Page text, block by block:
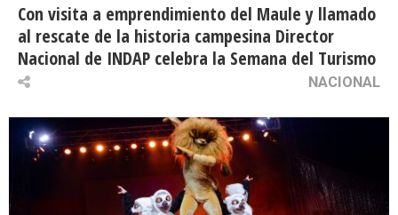
Con visita a emprendimiento del Maule y llamado
al rescate de la historia campesina Director
Nacional de INDAP celebra la Semana del Turismo
NACIONAL